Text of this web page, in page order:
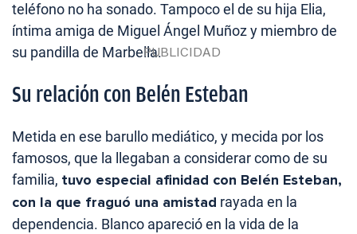
teléfono no ha sonado. Tampoco el de su hija Elia,
íntima amiga de Miguel Ángel Muñoz y miembro de
su pandilla de Marbella.
Su relación con Belén Esteban
Metida en ese barullo mediático, y mecida por los
famosos, que la llegaban a considerar como de su
familia, tuvo especial afinidad con Belén Esteban,
con la que fraguó una amistad rayada en la
dependencia. Blanco apareció en la vida de la